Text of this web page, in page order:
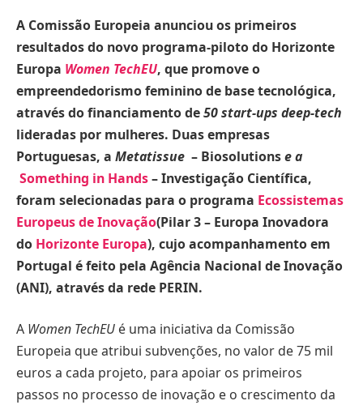
A Comissão Europeia anunciou os primeiros
resultados do novo programa-piloto do Horizonte
Europa Women TechEU, que promove o
empreendedorismo feminino de base tecnológica,
através do financiamento de50 start-ups deep-tech
lideradas por mulheres. Duas empresas
Portuguesas, a Metatissue – Biosolutionse a
Something in Hands– Investigação Científica,
foram selecionadas para o programa Ecossistemas
Europeus de Inovação(Pilar 3 – Europa Inovadora
do Horizonte Europa), cujo acompanhamento em
Portugal é feito pela Agência Nacional de Inovação
(ANI), através da rede PERIN.
A Women TechEU é uma iniciativa da Comissão
Europeia que atribui subvenções, no valor de 75 mil
euros a cada projeto, para apoiar os primeiros
passos no processo de inovação e o crescimento da